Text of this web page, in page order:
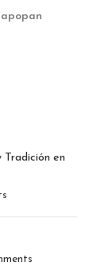
en